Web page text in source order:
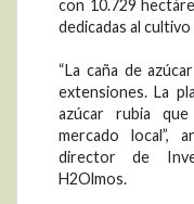
con 10.729
dedicadas al
“La caña de
extensiones. La
azúcar rubia
mercado local”,
director de
H2Olmos.